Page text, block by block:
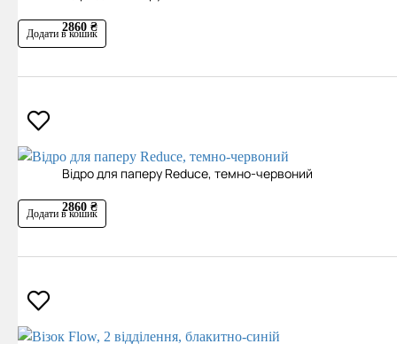
2860 ₴
Додати в кошик
Відро для паперу Reduce, темно-червоний
2860 ₴
Додати в кошик